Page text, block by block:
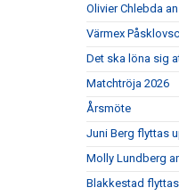
Olivier Chlebda
Värmex
Det ska löna sig
Matchtröja 2026
Årsmöte
Juni Berg flyttas
Molly Lundberg
Blakkestad